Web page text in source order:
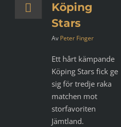
Köping
Stars
Av Peter Finger
Ett hårt kämpande
Köping Stars fick ge
sig för tredje raka
matchen mot
storfavoriten
Jämtland.